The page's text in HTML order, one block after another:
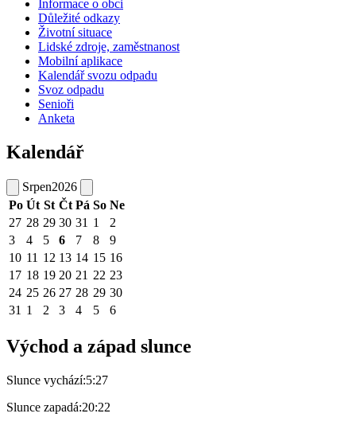
Informace o obci
Důležité odkazy
Životní situace
Lidské zdroje, zaměstnanost
Mobilní aplikace
Kalendář svozu odpadu
Svoz odpadu
Senioři
Anketa
Kalendář
Srpen2026
Po Út St Čt Pá So Ne
27 28 29 30 31 1
2
3
4 5 6 7 8
9
10 11 12 13 14 15 16
17 18 19 20 21 22 23
24 25 26 27 28 29 30
31 1 2 3 4 5 6
Východ a západ slunce
Slunce vychází:5:27
Slunce zapadá:20:22